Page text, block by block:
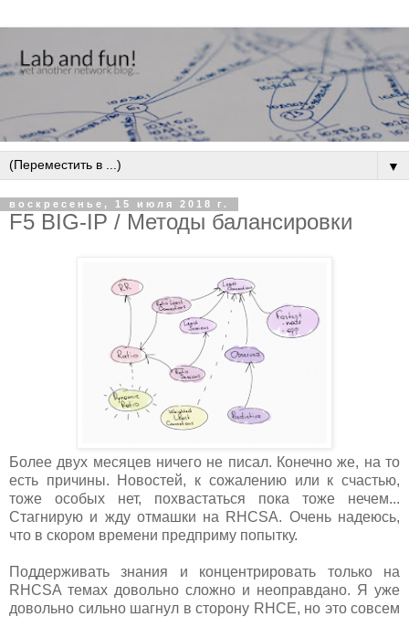
▼
воскресенье, 15 июля 2018 г.
F5 BIG-IP / Методы балансировки
Более двух месяцев ничего не писал. Конечно же, на то
есть причины. Новостей, к сожалению или к счастью,
тоже особых нет, похвастаться пока тоже нечем...
Стагнирую и жду отмашки на RHCSA. Очень надеюсь,
что в скором времени предприму попытку.
Поддерживать знания и концентрировать только на
RHCSA темах довольно сложно и неоправдано. Я уже
довольно сильно шагнул в сторону RHCE, но это совсем